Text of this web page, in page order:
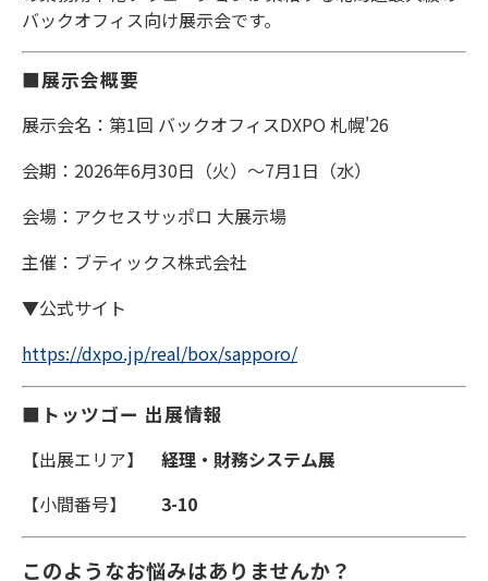
バックオフィス向け展示会です。
■展示会概要
展示会名：第1回 バックオフィスDXPO 札幌'26
会期：2026年6月30日（火）〜7月1日（水）
会場：アクセスサッポロ 大展示場
主催：ブティックス株式会社
▼公式サイト
https://dxpo.jp/real/box/sapporo/
■トッツゴー 出展情報
【出展エリア】 経理・財務システム展
【小間番号】 3-10
このようなお悩みはありませんか？